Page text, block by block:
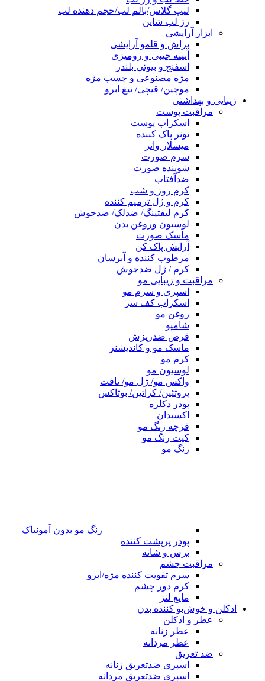
لیپ گلاس/بالم لب/حجم دهنده لب
رژ لب شاین
ابزار آرایشی
براش و قلمو آرایشی
آیینه جیبی و رومیزی
اسفنج و بیوتی بلندر
مژه مصنوعی و چسب مژه
موچین/ قیچی/ تیغ ابرو
زیبایی و بهداشتی
مراقبت پوست
اسکراب پوست
تونر پاک کننده
میسلار واتر
سرم صورت
شوینده صورت
ضدآفتاب
کرم روز و شب
کرم و ژل ترمیم کننده
کرم لیفتینگ/ ضدلک/ ضدجوش
لوسیون وروغن بدن
ماسک صورت
آرایش پاک کن
مرطوب کننده و آبرسان
کرم / ژل ضدجوش
مراقبت و زیبایی مو
اسپری و سرم مو
اسکراب کف سر
روغن مو
شامپو
قرص ضدریزش
ماسک مو و کاندیشنر
کرم مو
لوسیون مو
واکس مو/ ژل مو/ تافت
پروتئین/ کراتین/ بوتاکس
پودر دکلره
اکسیدان
فرچه رنگ مو
کیت رنگ مو
رنگ مو
رنگ مو بدون آمونیاک
پودر پرپشت کننده
برس و شانه
مراقبت چشم
سرم تقویت کننده مژه/ابرو
کرم دور چشم
مایع لنز
ادکلن و خوش‌بو کننده بدن
عطر و ادکلن
عطر زنانه
عطر مردانه
ضد تعریق
اسپری ضدتعریق زنانه
اسپری ضدتعریق مردانه